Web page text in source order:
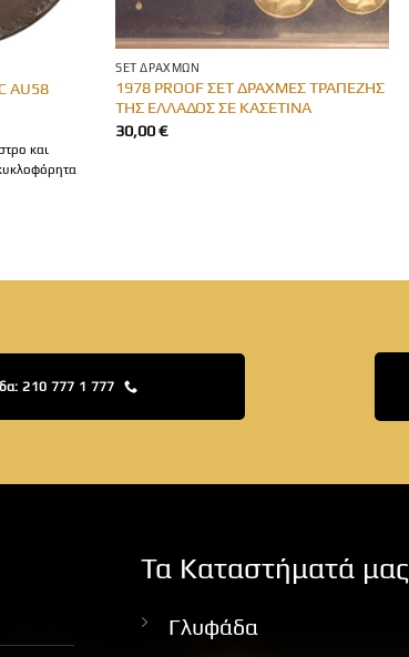
AU58
και
SET ΔΡΑΧΜΏΝ
1978 PROOF ΣΕΤ ΔΡΑΧΜΕΣ ΤΡΑΠΕΖΗΣ
ΤΗΣ ΕΛΛΑΔΟΣ ΣΕ ΚΑΣΕΤΙΝΑ
30,00€
210 777 1 777
Τα Καταστήματά μας
Γλυφάδα